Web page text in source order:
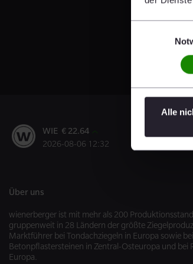
Alle
WIE € 22.64
2026-08-06 12:32
Über uns
wienerberger ist mit mehr als 200
gruppenweit in 28 Ländern der größte
Marktführer bei Tondachziegeln in Europa sowie bei
Betonpflastersteinen in Zentral-Osteuropa und bei
Europa.